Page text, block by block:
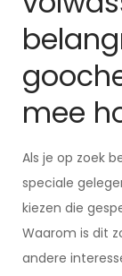
mee
Als je op zoek
speciale
kiezen die
Waarom is dit
andere